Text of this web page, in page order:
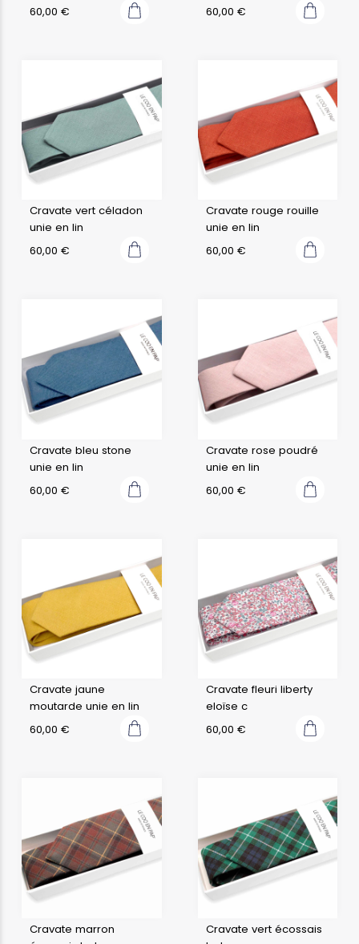
60,00 €
60,00 €
Cravate vert céladon
unie en lin
60,00 €
Cravate rouge rouille
unie en lin
60,00 €
Cravate bleu stone
unie en lin
60,00 €
Cravate rose poudré
unie en lin
60,00 €
Cravate jaune
moutarde unie en lin
60,00 €
Cravate fleuri liberty
eloïse c
60,00 €
Cravate marron
Cravate vert écossais